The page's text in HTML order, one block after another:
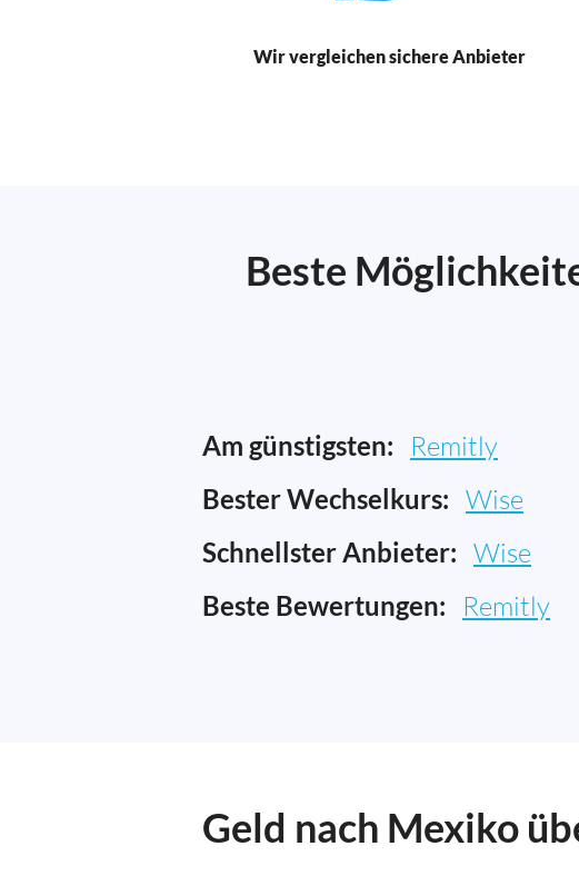
Wir vergleichen sichere Anbieter
Beste
Am günstigsten: Remitly
Bester Wechselkurs: Wise
Schnellster Anbieter: Wise
Beste Bewertungen: Remitly
Geld nach Mexiko